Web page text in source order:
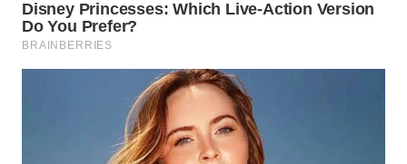
TANI
INFRASTRUKTUR